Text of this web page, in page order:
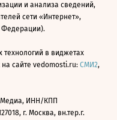
и анализа сведений,
сети «Интернет»,
Федерации).
в виджетах
сайте vedomosti.ru: СМИ2,
ИНН/КПП
г. Москва, вн.тер.г.